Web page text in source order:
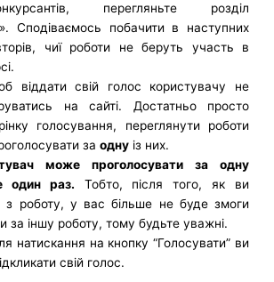
перегляньте розділ
Сподіваємось побачити в наступних
чиї роботи не беруть участь в
віддати свій голос користувачу не
на сайті. Достатньо просто
голосування, переглянути роботи
за одну із них.
може проголосувати за одну
один раз. Тобто, після того, як ви
з роботу, у вас більше не буде змоги
за іншу роботу, тому будьте уважні.
натискання на кнопку “Голосувати” ви
свій голос.